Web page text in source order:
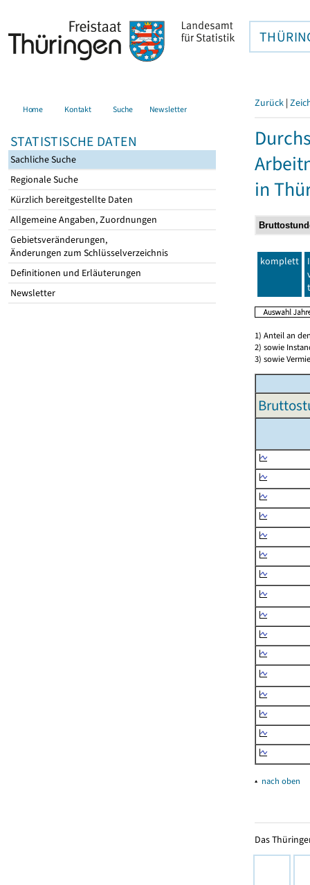
Home Kontakt Suche Newsletter
STATISTISCHE DATEN
Sachliche Suche
Regionale Suche
Kürzlich bereitgestellte Daten
Allgemeine Angaben, Zuordnungen
Gebietsveränderungen,
Änderungen zum Schlüsselverzeichnis
Definitionen und Erläuterungen
Newsletter
Zurück |
in
komplett
1) Anteil an
2) sowie
3) sowie
▴ nach oben
Das